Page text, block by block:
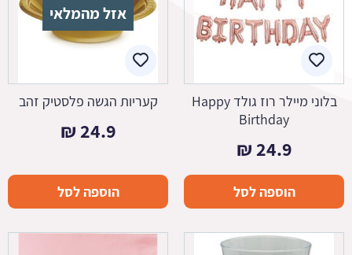
בלוני מיילר רוז גולד Happy
Birthday
24.9
₪
הוספה לסל
אזל מהמלאי
קעריות הגשה פלסטיק זהב
24.9
₪
הוספה לסל